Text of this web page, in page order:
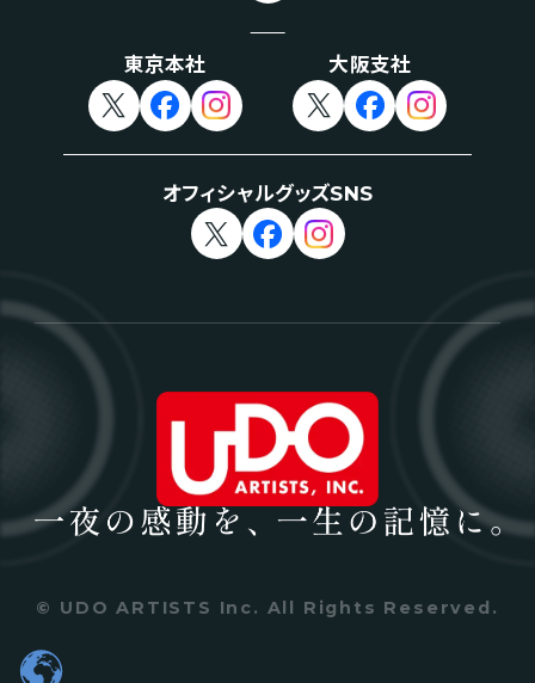
東京本社 大阪支社
オフィシャルグッズSNS
© UDO ARTISTS Inc. All Rights Reserved.